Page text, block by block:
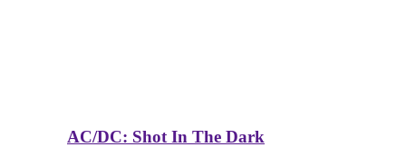
AC/DC: Shot In The Dark